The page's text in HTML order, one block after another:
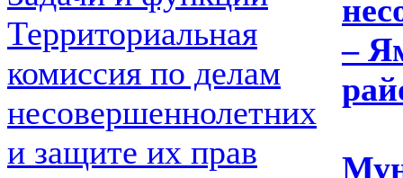
Территориальная
комиссия по делам
несовершеннолетних
и защите их прав
–